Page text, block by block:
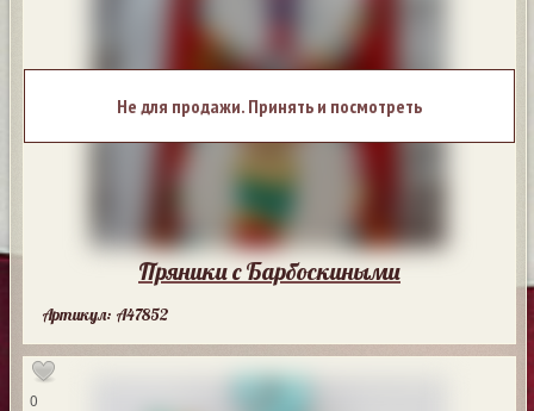
Не для продажи. Принять и посмотреть
Пряники с Барбоскиными
Артикул: A47852
0